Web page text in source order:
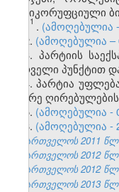
ანტიკორუფციული
1 . (ამოღებულია
2. (ამოღებულია –
3. პარტიის
პირველი პუნქტით
4. პარტია
მცირე
5. (ამოღებულია -
6. (ამოღებულია -
საქართველოს 2011
საქართველოს 2012
საქართველოს 2012
საქართველოს 2013